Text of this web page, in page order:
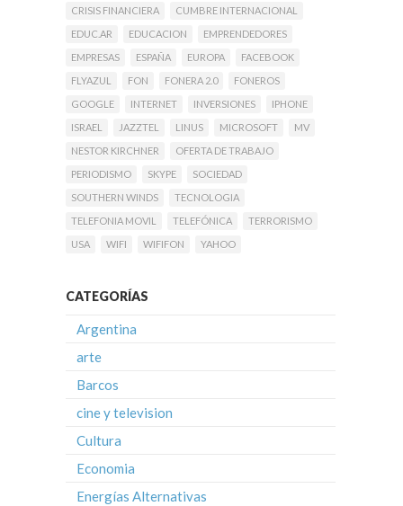
CRISIS FINANCIERA
CUMBRE INTERNACIONAL
EDUC.AR
EDUCACION
EMPRENDEDORES
EMPRESAS
ESPAÑA EUROPA
FACEBOOK
FLYAZUL
FON FONERA 2.0
FONEROS
GOOGLE
INTERNET INVERSIONES
IPHONE
ISRAEL
JAZZTEL LINUS MICROSOFT
MV
NESTOR KIRCHNER
OFERTA DE TRABAJO
PERIODISMO
SKYPE
SOCIEDAD
SOUTHERN WINDS
TECNOLOGIA
TELEFONIA MOVIL
TELEFÓNICA
TERRORISMO
USA
WIFI WIFIFON YAHOO
CATEGORÍAS
Argentina
arte
Barcos
cine y television
Cultura
Economia
Energías Alternativas